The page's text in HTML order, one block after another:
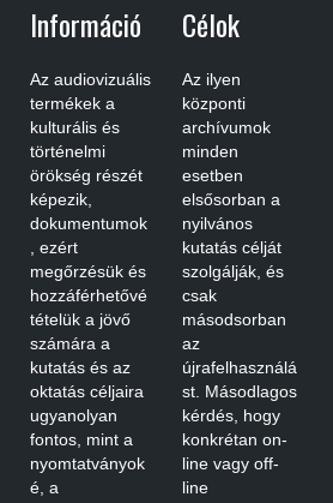
Információ
Az audiovizuális
termékek a
kulturális és
történelmi
örökség részét
képezik,
dokumentumok
, ezért
megőrzésük és
hozzáférhetővé
tételük a jövő
számára a
kutatás és az
oktatás céljaira
ugyanolyan
fontos, mint a
nyomtatványok
é, a
Célok
Az ilyen
központi
archívumok
minden
esetben
elsősorban a
nyilvános
kutatás célját
szolgálják, és
csak
másodsorban
az
újrafelhasználá
st. Másodlagos
kérdés, hogy
konkrétan on-
line vagy off-
line